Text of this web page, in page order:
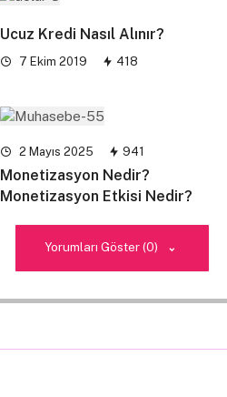
Ucuz Kredi Nasıl Alınır?
7 Ekim 2019 418
2 Mayıs 2025 941
Monetizasyon Nedir?
Monetizasyon Etkisi Nedir?
Yorumları Göster (0)